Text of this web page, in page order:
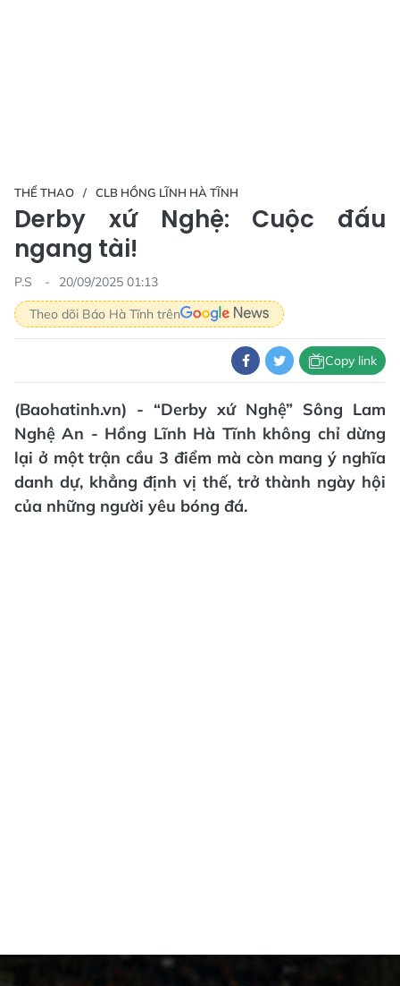
THỂ THAO CLB HỒNG LĨNH HÀ TĨNH
Derby xứ Nghệ: Cuộc đấu
ngang tài!
P.S
20/09/2025 01:13
Theo dõi Báo Hà Tĩnh trên
Copy link
(Baohatinh.vn) - “Derby xứ Nghệ” Sông Lam
Nghệ An - Hồng Lĩnh Hà Tĩnh không chỉ dừng
lại ở một trận cầu 3 điểm mà còn mang ý nghĩa
danh dự, khẳng định vị thế, trở thành ngày hội
của những người yêu bóng đá.